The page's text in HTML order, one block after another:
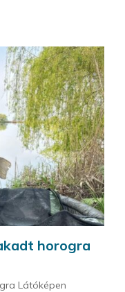
horogra
Látóképen